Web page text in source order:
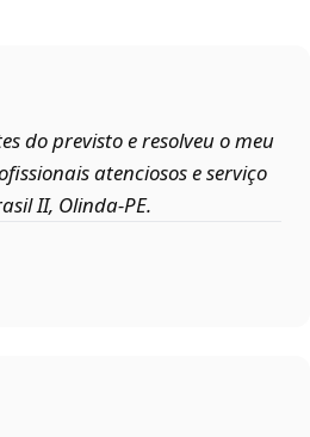
do previsto e resolveu o meu
atenciosos e serviço
II, Olinda‑PE.